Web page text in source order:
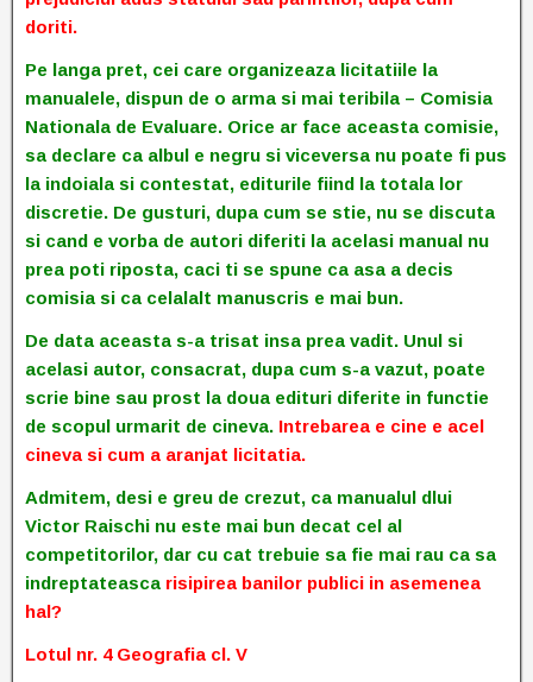
doriti.
Pe langa pret, cei care organizeaza licitatiile la
manualele, dispun de o arma si mai teribila – Comisia
Nationala de Evaluare. Orice ar face aceasta comisie,
sa declare ca albul e negru si viceversa nu poate fi pus
la indoiala si contestat, editurile fiind la totala lor
discretie. De gusturi, dupa cum se stie, nu se discuta
si cand e vorba de autori diferiti la acelasi manual nu
prea poti riposta, caci ti se spune ca asa a decis
comisia si ca celalalt manuscris e mai bun.
De data aceasta s-a trisat insa prea vadit. Unul si
acelasi autor, consacrat, dupa cum s-a vazut, poate
scrie bine sau prost la doua edituri diferite in functie
de scopul urmarit de cineva. Intrebarea e cine e acel
cineva si cum a aranjat licitatia.
Admitem, desi e greu de crezut, ca manualul dlui
Victor Raischi nu este mai bun decat cel al
competitorilor, dar cu cat trebuie sa fie mai rau ca sa
indreptateasca risipirea banilor publici in asemenea
hal?
Lotul nr. 4 Geografia cl. V